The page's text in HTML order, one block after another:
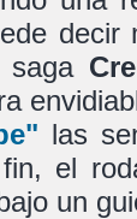
decir
las
el
un